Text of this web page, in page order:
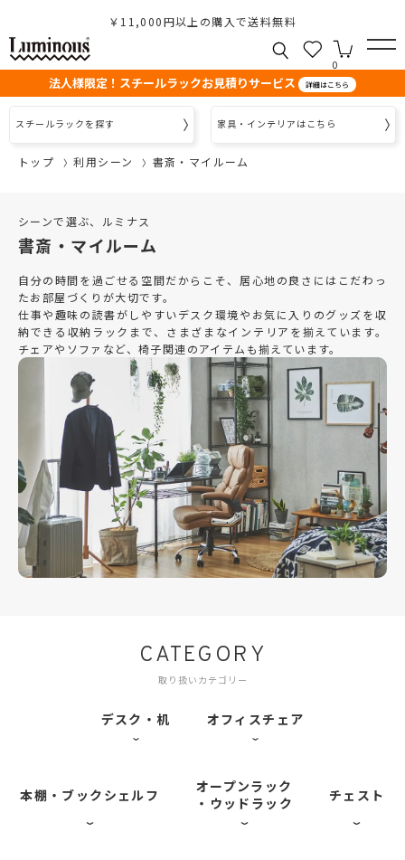
￥11,000円以上の購入で送料無料
0
法人様限定！スチールラックお見積りサービス 詳細はこちら
スチールラックを探す 家具・インテリアはこちら
トップ 利用シーン 書斎・マイルーム
シーンで選ぶ、ルミナス
書斎・マイルーム
自分の時間を過ごせる空間だからこそ、居心地の良さにはこだわっ
たお部屋づくりが大切です。
仕事や趣味の読書がしやすいデスク環境やお気に入りのグッズを収
納できる収納ラックまで、さまざまなインテリアを揃えています。
チェアやソファなど、椅子関連のアイテムも揃えています。
CATEGORY
取り扱いカテゴリー
デスク・机 オフィスチェア
本棚・ブックシェルフ
オープンラック
・ウッドラック
チェスト